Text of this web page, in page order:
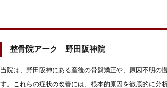
整骨院アーク 野田阪神院
当院は、野田阪神にある産後の骨盤矯正や、原因不明の
す。これらの症状の改善には、根本的原因を徹底的に分